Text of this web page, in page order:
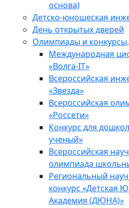
основа)
Детско-юношеская
День открытых дверей
Олимпиады и
Международная
«Волга-IT»
Всероссийская
«Звезда»
Всероссийская
«Россети»
Конкурс для
ученый»
Всероссийская
олимпиада
Региональный
конкурс «Детская
Академия (ДЮНА)»